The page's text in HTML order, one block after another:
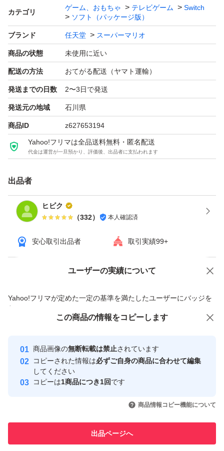
カテゴリ
ゲーム、おもちゃ テレビゲーム
Switch
ソフト（パッケージ版）
ブランド 任天堂 スーパーマリオ
商品の状態 未使用に近い
配送の方法 おてがる配送（ヤマト運輸）
発送までの日数 2〜3日で発送
発送元の地域 石川県
商品ID z627653194
Yahoo!フリマは全品送料無料・匿名配送
代金は運営が一旦預かり、評価後、出品者に支払われます
出品者
ヒビク
（332） 本人確認済
安心取引出品者 取引実績99+
ユーザーの実績について
Yahoo!フリマが定めた一定の基準を満たしたユーザーにバッジを
付与しています
安心取引出品者
心・安全なユーザーです
取引実績
引を完了させた実績があります
での取引実績があります
価格の相談 商品への質問
この商品の情報をコピーします
商品画像の無断転載は禁止されています
コピーされた情報は必ずご自身の商品に合わせて編集
してください
コピーは1商品につき1回です
商品情報コピー機能について
出品ページへ
この商品をみている人にオススメ